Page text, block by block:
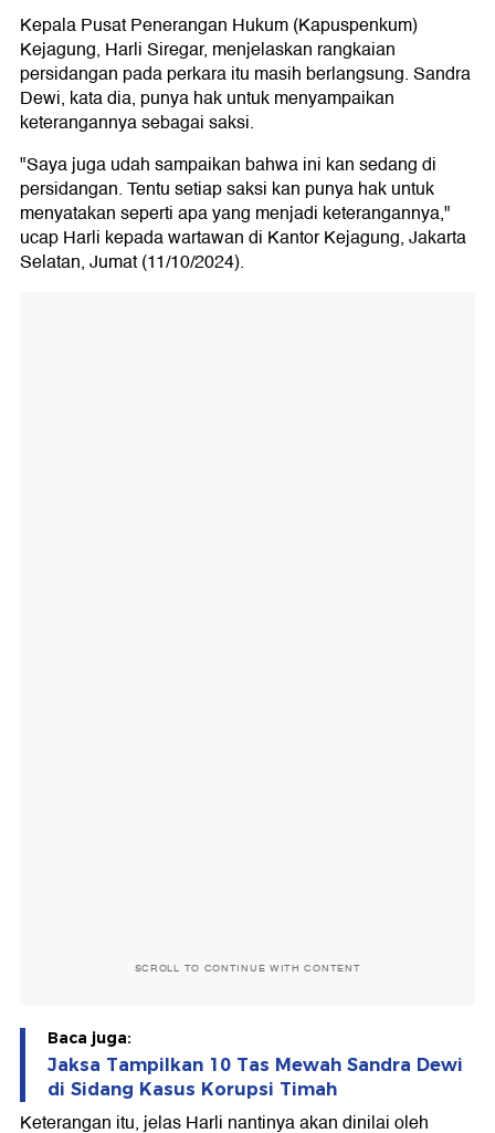
Kepala Pusat Penerangan Hukum (Kapuspenkum)
Kejagung, Harli Siregar, menjelaskan rangkaian
persidangan pada perkara itu masih berlangsung. Sandra
Dewi, kata dia, punya hak untuk menyampaikan
keterangannya sebagai saksi.
"Saya juga udah sampaikan bahwa ini kan sedang di
persidangan. Tentu setiap saksi kan punya hak untuk
menyatakan seperti apa yang menjadi keterangannya,"
ucap Harli kepada wartawan di Kantor Kejagung, Jakarta
Selatan, Jumat (11/10/2024).
SCROLL TO CONTINUE WITH CONTENT
Baca juga:
Jaksa Tampilkan 10 Tas Mewah Sandra Dewi
di Sidang Kasus Korupsi Timah
Keterangan itu, jelas Harli nantinya akan dinilai oleh